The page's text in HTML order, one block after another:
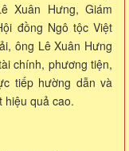
Xuân Hưng, Giám
đồng Ngô tộc Việt
ông Lê Xuân Hưng
chính, phương tiện,
tiếp hường dẫn và
hiệu quả cao.